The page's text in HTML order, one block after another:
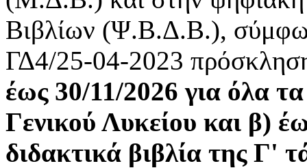
Βιβλίων (Ψ.Β.Δ.Β.),
ΓΔ4/25-04-2023
έως 30/11/2026 για όλα
Γενικού Λυκείου και β)
διδακτικά βιβλία της Γ'